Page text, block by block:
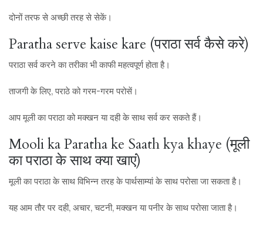
दोनों तरफ से अच्छी तरह से सेकें।
Paratha serve kaise kare (पराठा सर्व कैसे करे)
पराठा सर्व करने का तरीका भी काफी महत्वपूर्ण होता है।
ताजगी के लिए, पराठे को गरम-गरम परोसें।
आप मूली का पराठा को मक्खन या दही के साथ सर्व कर सकते हैं।
Mooli ka Paratha ke Saath kya khaye (मूली
का पराठा के साथ क्या खाएं)
मूली का पराठा के साथ विभिन्न तरह के पार्थसाम्यां के साथ परोसा जा सकता है।
यह आम तौर पर दही, अचार, चटनी, मक्खन या पनीर के साथ परोसा जाता है।